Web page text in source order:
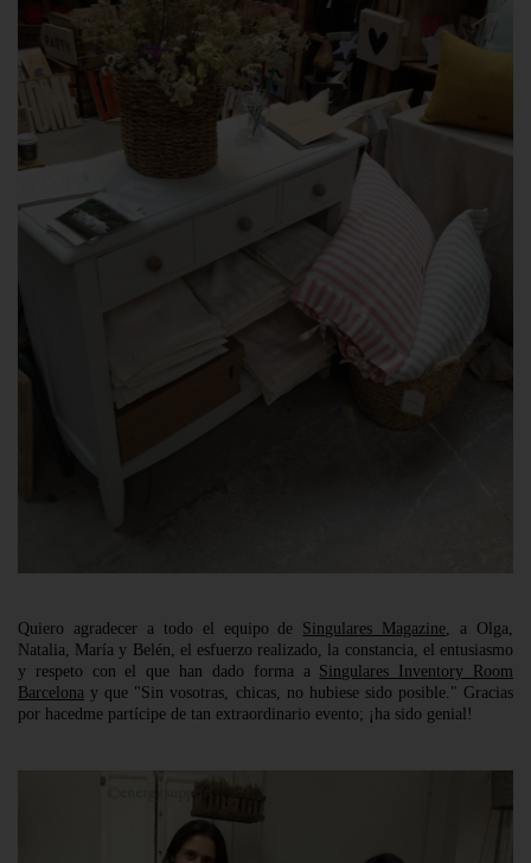
Quiero agradecer a todo el equipo de Singulares Magazine, a Olga,
Natalia, María y Belén, el esfuerzo realizado, la constancia, el entusiasmo
y respeto con el que han dado forma a Singulares Inventory Room
Barcelona y que "Sin vosotras, chicas, no hubiese sido posible." Gracias
por hacedme partícipe de tan extraordinario evento; ¡ha sido genial!